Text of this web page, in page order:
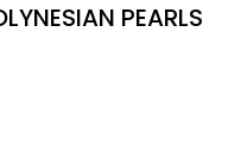
PEARLS